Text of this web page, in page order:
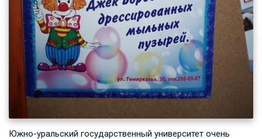
Южно-уральский государственный университет очень